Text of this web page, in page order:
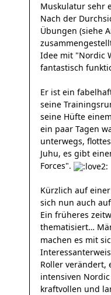
Muskulatur sehr
Nach der
Übungen (siehe
Idee mit "Nordic
fantastisch
Er ist ein
seine
seine Hüfte
ein paar Tagen
unterwegs,
Juhu, es gibt
Forces".
Kürzlich auf
sich nun auch
Ein früheres
thematisiert…
machen es mit
Roller verändert,
intensiven
kraftvollen und